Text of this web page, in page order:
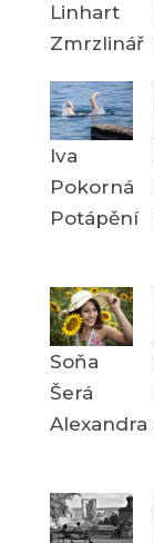
Linhart
Zmrzlinář
Iva
Pokorná
Potápění
Soňa
Šerá
Alexandra